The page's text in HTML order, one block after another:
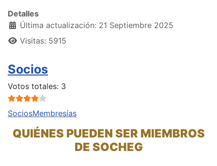
Detalles
Última actualización: 21 Septiembre 2025
Visitas: 5915
Socios
Ratio: 4/5
Votos totales: 3
SociosMembresías
QUIÉNES PUEDEN SER MIEMBROS
DE SOCHEG